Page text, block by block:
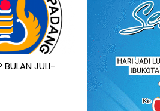
BULAN JULI-